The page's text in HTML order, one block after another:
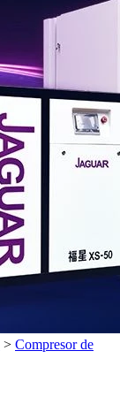
> Compresor de